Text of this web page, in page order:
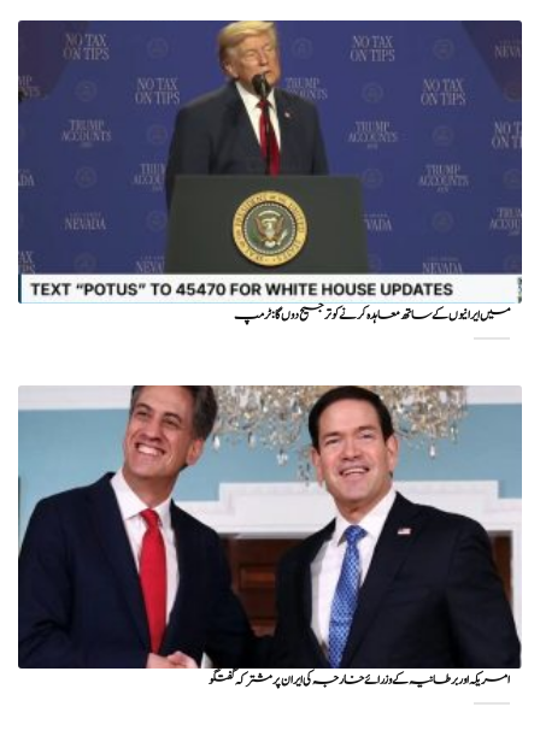
میں ایرانیوں کے ساتھ معاہدہ کرنے کو ترجیح دوں گا : ٹرمپ
امریکہ اور برطانیہ کے وزرائے خارجہ کی ایران پر مشترکہ گفتگو